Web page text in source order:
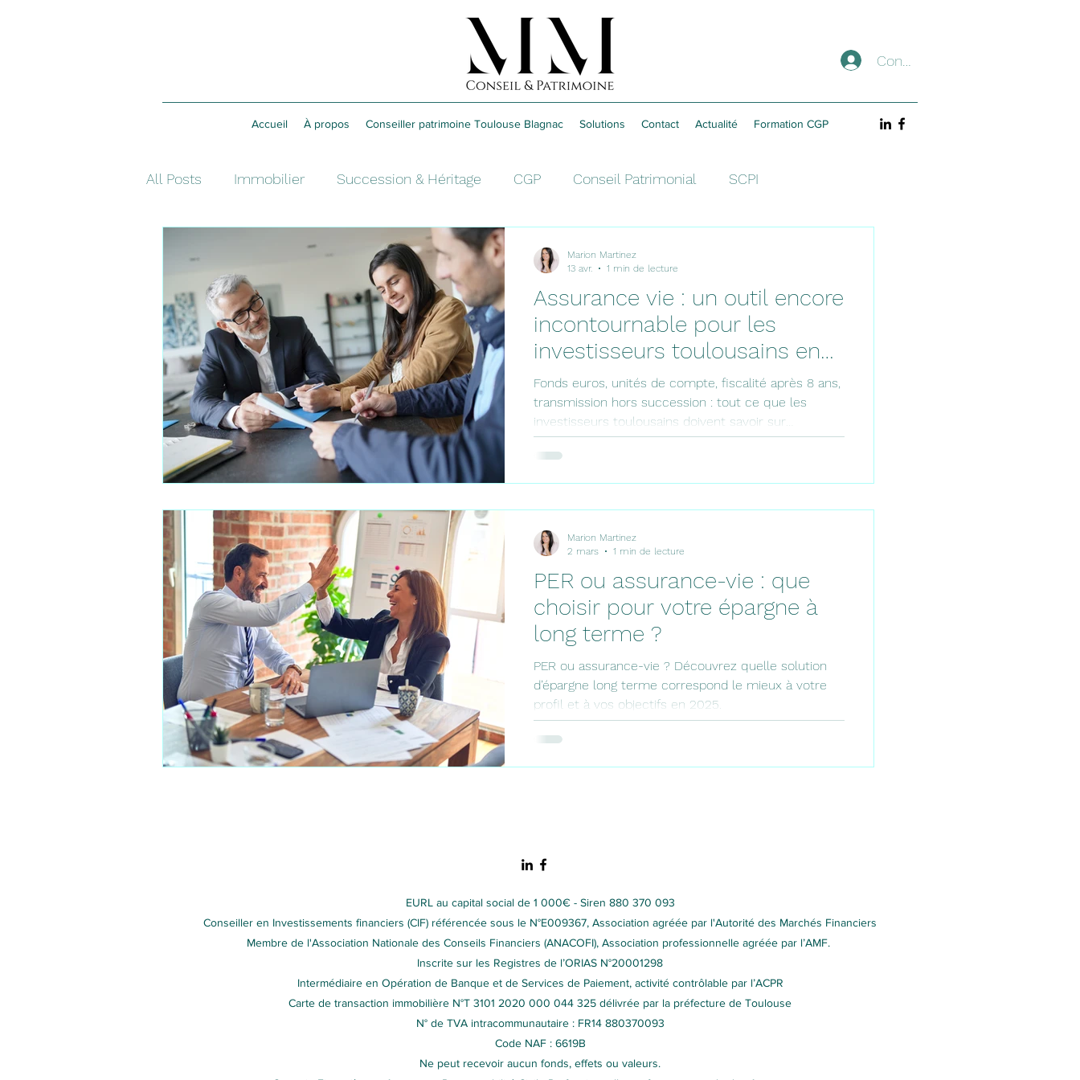
Connexion
Accueil À propos Conseiller patrimoine Toulouse Blagnac Solutions Contact Actualité Formation CGP
All Posts Immobilier Succession & Héritage CGP Conseil Patrimonial SCPI
Investissement Fiscalité
Assurance vie : un outil encore
incontournable pour les
investisseurs toulousains en
2026 ?
Fonds euros, unités de compte, fiscalité après 8 ans,
transmission hors succession : tout ce que les
investisseurs toulousains doivent savoir sur
l'assurance vie en 2026. Guide complet avec tableau
fiscal, comparatif des supports et FAQ par Marion
Martinez, CGP indépendante.
Marion Martinez
13 avr.
1 min de lecture
PER ou assurance-vie : que
choisir pour votre épargne à
long terme ?
PER ou assurance-vie ? Découvrez quelle solution
d’épargne long terme correspond le mieux à votre
profil et à vos objectifs en 2025.
Marion Martinez
2 mars
1 min de lecture
EURL au capital social de 1 000€ - Siren 880 370 093
Conseiller en Investissements financiers (CIF) référencée sous le N°E009367, Association agréée par l'Autorité des Marchés Financiers
Membre de l'Association Nationale des Conseils Financiers (ANACOFI), Association professionnelle agréée par l’AMF.
Inscrite sur les Registres de l’ORIAS N°20001298
Intermédiaire en Opération de Banque et de Services de Paiement, activité contrôlable par l’ACPR
Carte de transaction immobilière N°T 3101 2020 000 044 325 délivrée par la préfecture de Toulouse
N° de TVA intracommunautaire : FR14 880370093
Code NAF : 6619B
Ne peut recevoir aucun fonds, effets ou valeurs.